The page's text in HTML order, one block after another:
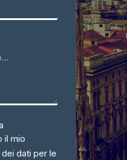
il mio
dati per le